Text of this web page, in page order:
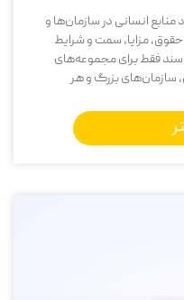
انسانی در سازمان‌ها و
مزایا، سمت و شرایط
فقط برای مجموعه‌های
بزرگ و هر